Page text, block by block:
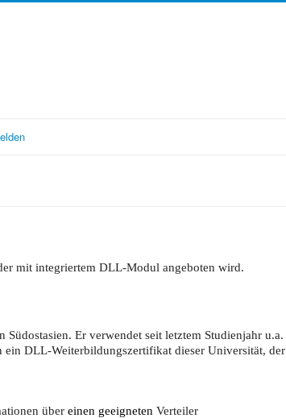
mit integriertem DLL-Modul angeboten wird.
Südostasien. Er verwendet seit letztem Studienjahr u.a.
DLL-Weiterbildungszertifikat dieser Universität, der
über einen geeigneten Verteiler